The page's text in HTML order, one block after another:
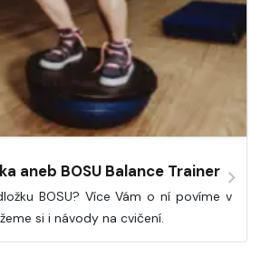
aneb BOSU Balance Trainer
BOSU? Více Vám o ní povíme v
si i návody na cvičení.